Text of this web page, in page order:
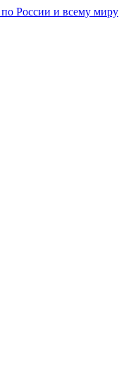
России и всему миру